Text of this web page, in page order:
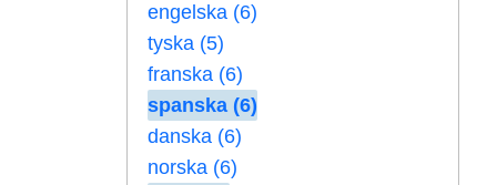
engelska (6)
tyska (5)
franska (6)
spanska (6)
danska (6)
norska (6)